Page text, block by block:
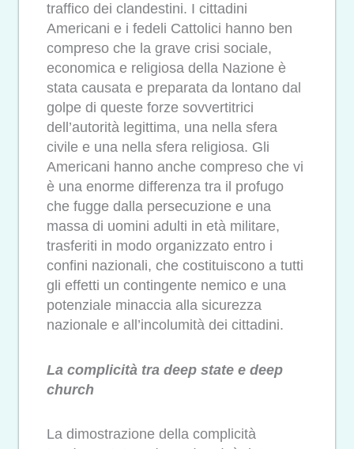
traffico dei clandestini. I cittadini
Americani e i fedeli Cattolici hanno ben
compreso che la grave crisi sociale,
economica e religiosa della Nazione è
stata causata e preparata da lontano dal
golpe di queste forze sovvertitrici
dell’autorità legittima, una nella sfera
civile e una nella sfera religiosa. Gli
Americani hanno anche compreso che vi
è una enorme differenza tra il profugo
che fugge dalla persecuzione e una
massa di uomini adulti in età militare,
trasferiti in modo organizzato entro i
confini nazionali, che costituiscono a tutti
gli effetti un contingente nemico e una
potenziale minaccia alla sicurezza
nazionale e all’incolumità dei cittadini.
La complicità tra deep state e deep
church
La dimostrazione della complicità